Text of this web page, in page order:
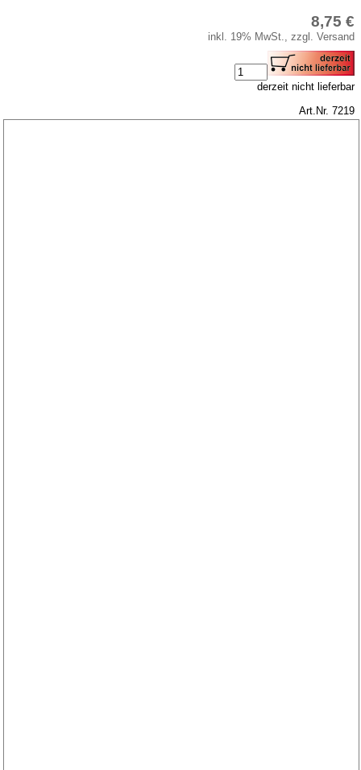
8,75 €
inkl. 19% MwSt., zzgl. Versand
derzeit nicht lieferbar
Art.Nr. 7219